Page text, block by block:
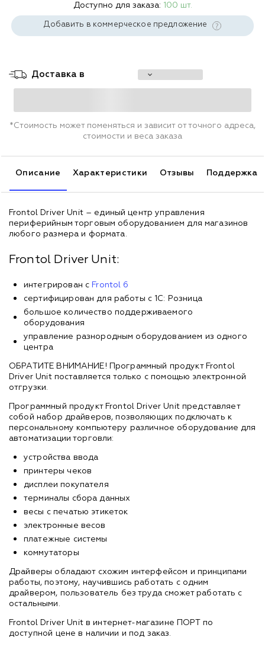
Доступно для заказа: 100 шт.
Добавить в коммерческое предложение
Доставка в
*Стоимость может поменяться и зависит от точного адреса,
стоимости и веса заказа
Описание Характеристики Отзывы Поддержка
Frontol Driver Unit – единый центр управления
периферийным торговым оборудованием для магазинов
любого размера и формата.
Frontol Driver Unit:
интегрирован с Frontol 6
сертифицирован для работы с 1С: Розница
большое количество поддерживаемого
оборудования
управление разнородным оборудованием из одного
центра
ОБРАТИТЕ ВНИМАНИЕ! Программный продукт Frontol
Driver Unit поставляется только с помощью электронной
отгрузки.
Программный продукт Frontol Driver Unit представляет
собой набор драйверов, позволяющих подключать к
персональному компьютеру различное оборудование для
автоматизации торговли:
устройства ввода
принтеры чеков
дисплеи покупателя
терминалы сбора данных
весы с печатью этикеток
электронные весов
платежные системы
коммутаторы
Драйверы обладают схожим интерфейсом и принципами
работы, поэтому, научившись работать с одним
драйвером, пользователь без труда сможет работать с
остальными.
Frontol Driver Unit в интернет-магазине ПОРТ по
доступной цене в наличии и под заказ.